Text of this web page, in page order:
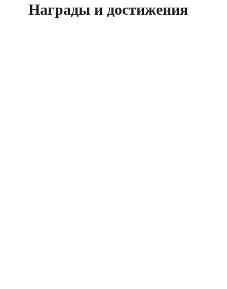
Награды и достижения